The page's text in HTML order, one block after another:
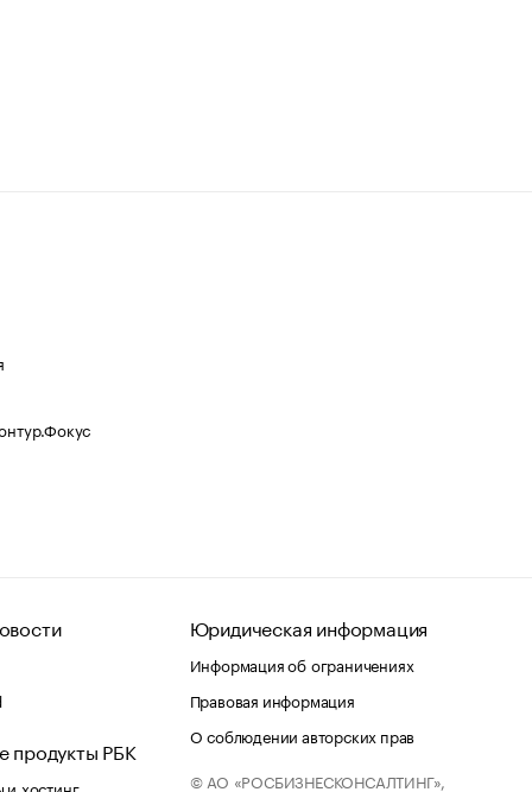
продукты РБК
хостинг
Юридическая информация
Информация об ограничениях
Правовая информация
О соблюдении авторских прав
© АО «РОСБИЗНЕСКОНСАЛТИНГ»,